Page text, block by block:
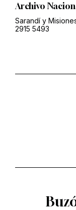
Archivo
Sarandí y
2915 5493